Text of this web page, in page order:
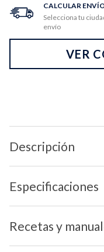
CALCULAR
Selecciona tu
envío
VER
Descripción
Especificaciones
Recetas y